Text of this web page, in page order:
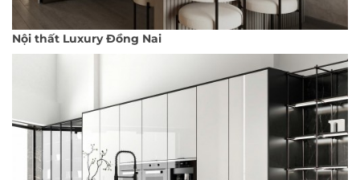
Nội thất Luxury Đồng Nai